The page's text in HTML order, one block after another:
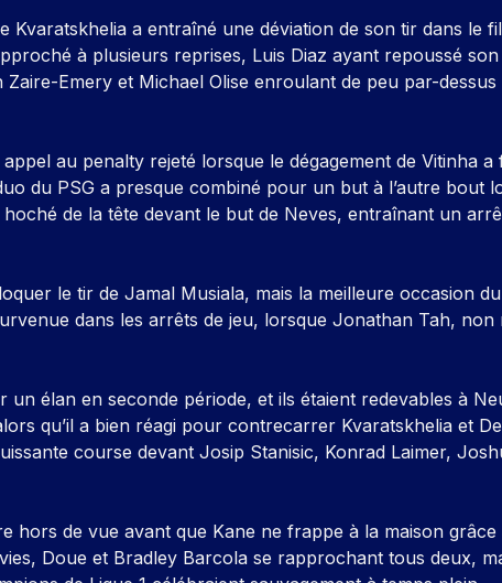
Kvaratskhelia a entraîné une déviation de son tir dans le
à plusieurs reprises, Luis Diaz ayant repoussé
Emery et Michael Olise enroulant de peu par-dessus
au penalty rejeté lorsque le dégagement de Vitinha a
du PSG a presque combiné pour un but à l’autre bout
de la tête devant le but de Neves, entraînant un
le tir de Jamal Musiala, mais la meilleure occasion
dans les arrêts de jeu, lorsque Jonathan Tah, non
un élan en seconde période, et ils étaient redevables à
qu’il a bien réagi pour contrecarrer Kvaratskhelia et
course devant Josip Stanisic, Konrad Laimer,
hors de vue avant que Kane ne frappe à la maison grâce
Doue et Bradley Barcola se rapprochant tous deux,